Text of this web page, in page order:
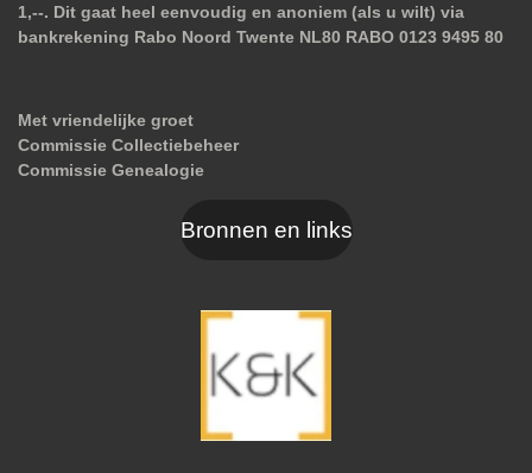
1,--. Dit gaat heel eenvoudig en anoniem (als u wilt) via
bankrekening Rabo Noord Twente NL80 RABO 0123 9495 80
Met vriendelijke groet
Commissie Collectiebeheer
Commissie Genealogie
Bronnen en links